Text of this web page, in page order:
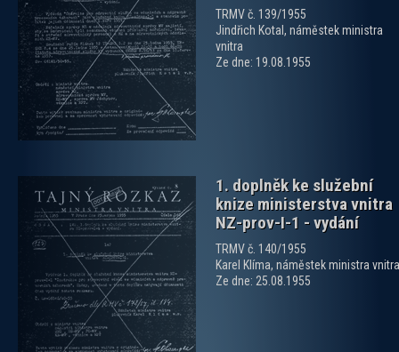
TRMV č. 139/1955
Jindřich Kotal, náměstek ministra
vnitra
Ze dne: 19.08.1955
1. doplněk ke služební
knize ministerstva vnitra
NZ-prov-I-1 - vydání
TRMV č. 140/1955
Karel Klíma, náměstek ministra vnitra
Ze dne: 25.08.1955
zobrazit PDF dokument
zobrazit PDF dokument